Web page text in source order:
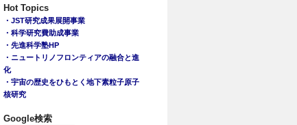
Hot Topics
・JST研究成果展開事業
・科学研究費助成事業
・先進科学塾HP
・ニュートリノフロンティアの融合と進
化
・宇宙の歴史をひもとく地下素粒子原子
核研究
Google検索